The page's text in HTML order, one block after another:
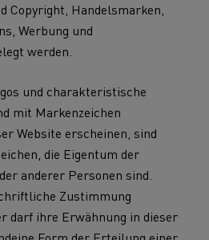
Copyright, Handelsmarken,
Werbung und
werden.
und charakteristische
mit Markenzeichen
Website erscheinen, sind
die Eigentum der
anderer Personen sind.
Zustimmung
darf ihre Erwähnung in dieser